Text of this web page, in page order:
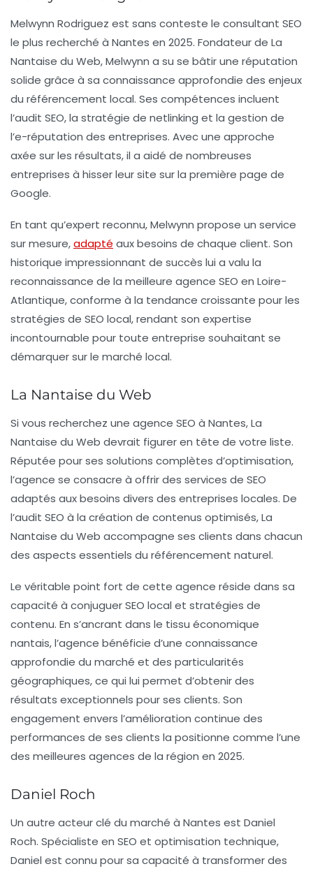
Melwynn Rodriguez est sans conteste le consultant SEO
le plus recherché à Nantes en 2025. Fondateur de La
Nantaise du Web, Melwynn a su se bâtir une réputation
solide grâce à sa connaissance approfondie des enjeux
du référencement local. Ses compétences incluent
l’audit SEO, la stratégie de netlinking et la gestion de
l’e-réputation des entreprises. Avec une approche
axée sur les résultats, il a aidé de nombreuses
entreprises à hisser leur site sur la première page de
Google.
En tant qu’expert reconnu, Melwynn propose un service
sur mesure,adapté aux besoins de chaque client. Son
historique impressionnant de succès lui a valu la
reconnaissance de la meilleure agence SEO en Loire-
Atlantique, conforme à la tendance croissante pour les
stratégies de SEO local, rendant son expertise
incontournable pour toute entreprise souhaitant se
démarquer sur le marché local.
La Nantaise du Web
Si vous recherchez une agence SEO à Nantes,La
Nantaise du Web devrait figurer en tête de votre liste.
Réputée pour ses solutions complètes d’optimisation,
l’agence se consacre à offrir des services de SEO
adaptés aux besoins divers des entreprises locales. De
l’audit SEO à la création de contenus optimisés, La
Nantaise du Web accompagne ses clients dans chacun
des aspects essentiels du référencement naturel.
Le véritable point fort de cette agence réside dans sa
capacité à conjuguerSEO local et stratégies de
contenu. En s’ancrant dans le tissu économique
nantais, l’agence bénéficie d’une connaissance
approfondie du marché et des particularités
géographiques, ce qui lui permet d’obtenir des
résultats exceptionnels pour ses clients. Son
engagement envers l’amélioration continue des
performances de ses clients la positionne comme l’une
des meilleures agences de la région en 2025.
Daniel Roch
Un autre acteur clé du marché à Nantes est Daniel
Roch. Spécialiste en SEO et optimisation technique,
Daniel est connu pour sa capacité à transformer des